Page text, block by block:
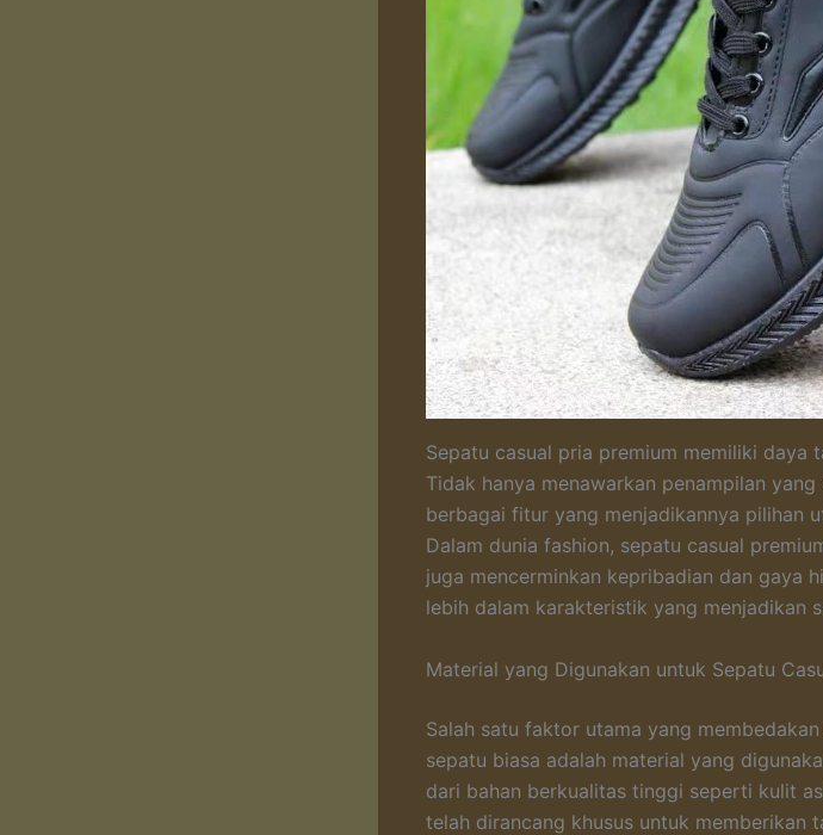
Sepatu casual pria premium memiliki daya
Tidak hanya menawarkan penampilan
berbagai fitur yang menjadikannya pilihan
Dalam dunia fashion, sepatu casual
juga mencerminkan kepribadian dan gaya
lebih dalam karakteristik yang menjadikan
Material yang Digunakan untuk Sepatu
Salah satu faktor utama yang
sepatu biasa adalah material yang
dari bahan berkualitas tinggi seperti kulit
telah dirancang khusus untuk memberikan